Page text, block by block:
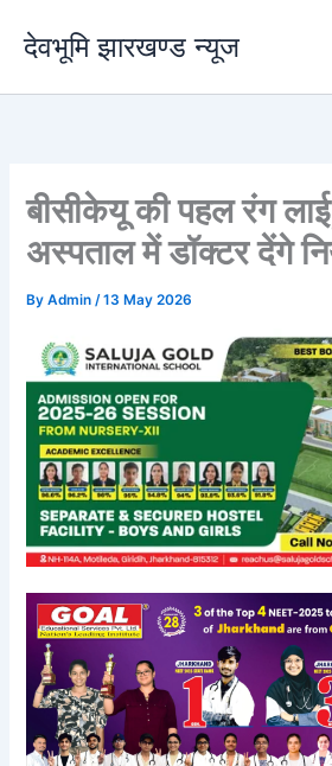
content
देवभूमि झारखण्ड न्यूज
बीसीकेयू की पहल रंग
अस्पताल में डॉक्टर देंगे
ByAdmin/13 May 2026